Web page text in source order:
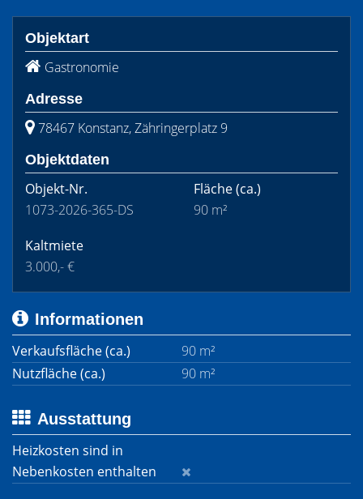
Objektart
Gastronomie
Adresse
78467 Konstanz, Zähringerplatz 9
Objektdaten
Objekt-Nr.
1073-2026-365-DS
Fläche(ca.)
90 m²
Kaltmiete
3.000,- €
Informationen
Verkaufsfläche (ca.)
90 m²
Nutzfläche (ca.)
90 m²
Ausstattung
Heizkosten sind in
Nebenkosten enthalten